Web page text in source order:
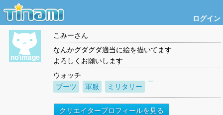
ログイン
こみーさん
なんかグダグダ適当に絵を描いてます
よろしくお願いします
ウォッチ
ブーツ
軍服 ミリタリー
クリエイタープロフィールを見る